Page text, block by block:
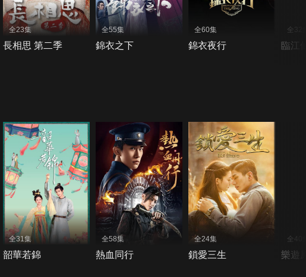
全23集
長相思 第二季
全55集
錦衣之下
全60集
錦衣夜行
全32
臨江
全31集
韶華若錦
全58集
熱血同行
全24集
鎖愛三生
全40
樂遊